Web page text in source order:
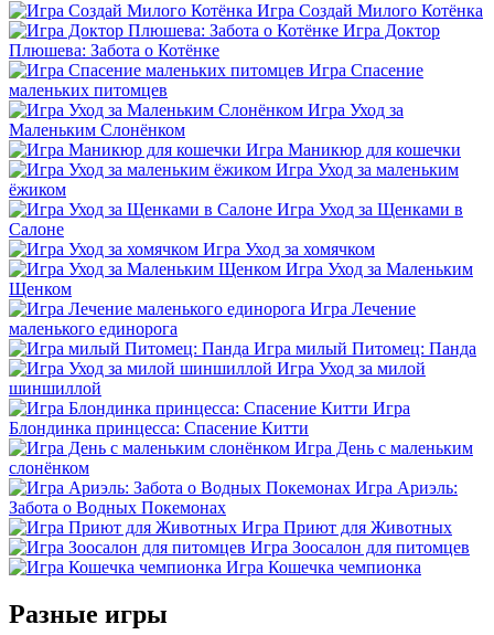
Игра Создай Милого Котёнка
Игра Доктор
Плюшева: Забота о Котёнке
Игра Спасение
маленьких питомцев
Игра Уход за
Маленьким Слонёнком
Игра Маникюр для кошечки
Игра Уход за маленьким
ёжиком
Игра Уход за Щенками в
Салоне
Игра Уход за хомячком
Игра Уход за Маленьким
Щенком
Игра Лечение
маленького единорога
Игра милый Питомец: Панда
Игра Уход за милой
шиншиллой
Игра
Блондинка принцесса: Спасение Китти
Игра День с маленьким
слонёнком
Игра Ариэль:
Забота о Водных Покемонах
Игра Приют для Животных
Игра Зоосалон для питомцев
Игра Кошечка чемпионка
Разные игры